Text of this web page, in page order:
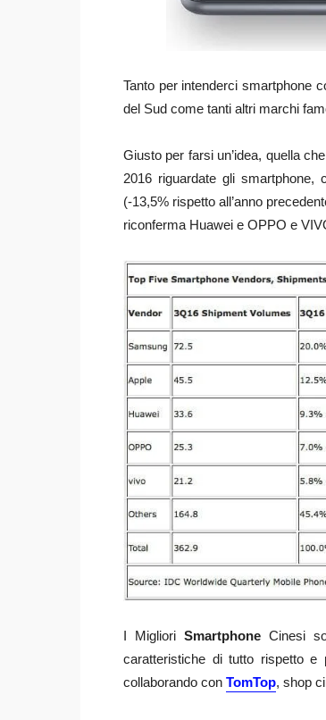
Tanto per intenderci smartphone
del Sud come tanti altri marchi
Giusto per farsi un’idea, quella
2016 riguardate gli
(-13,5% rispetto all’anno
riconferma Huawei e OPPO e
I MiglioriSmartphoneCinesi
caratteristiche di tutto rispetto e
collaborando con TomTop, shop